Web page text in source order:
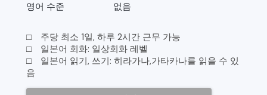
영어 수준
없음
□ 주당 최소 1일, 하루 2시간 근무 가능
□ 일본어 회화: 일상회화 레벨
□ 일본어 읽기, 쓰기: 히라가나,가타카나를 읽을 수 있
음